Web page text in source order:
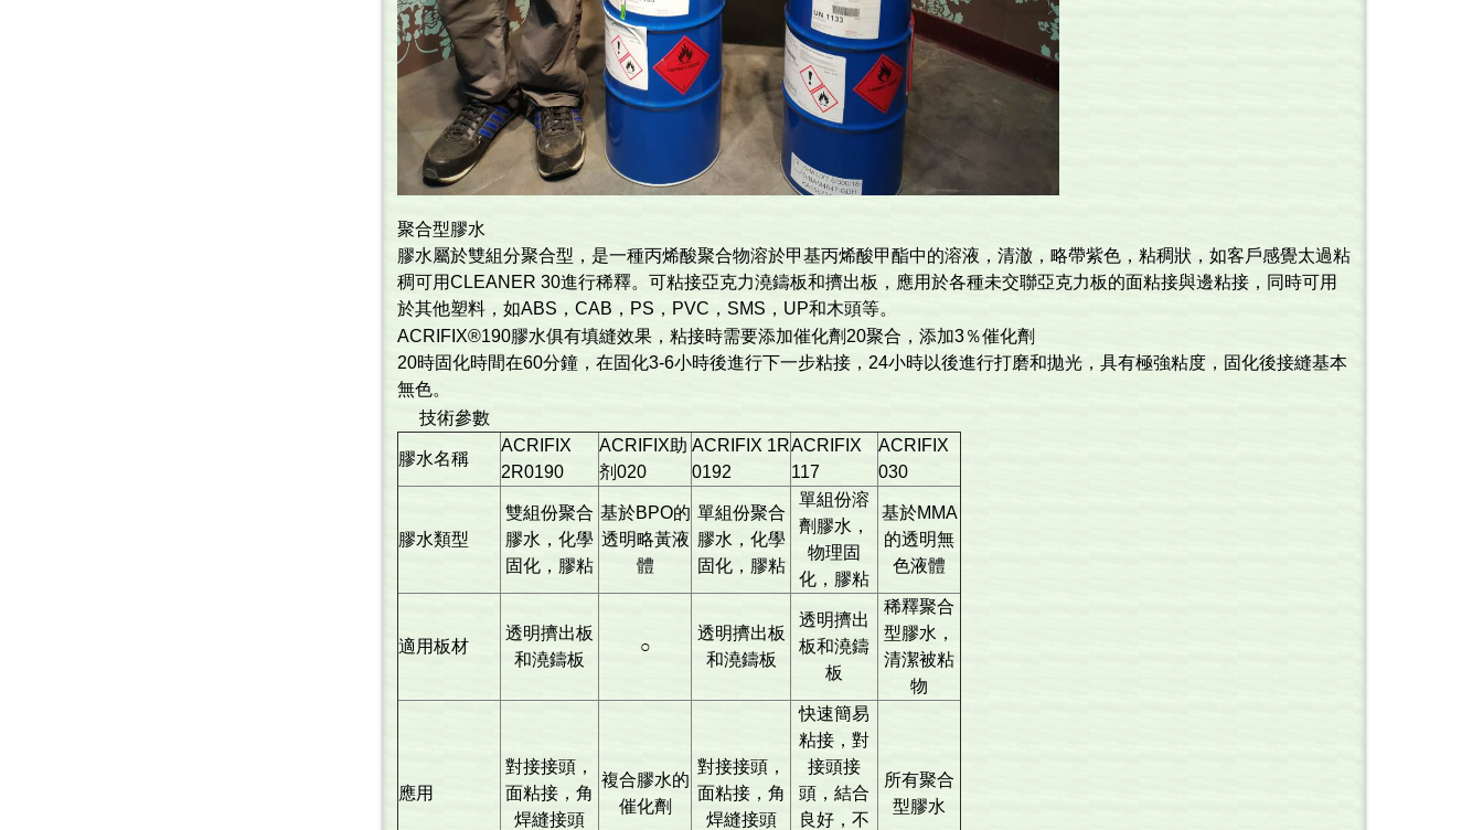
聚合型膠水
膠水屬於雙組分聚合型，是一種丙烯酸聚合物溶於甲基丙烯酸甲酯中的溶液，清澈，略帶紫色，粘稠狀，如客戶感覺太過粘
稠可用CLEANER 30進行稀釋。可粘接亞克力澆鑄板和擠出板，應用於各種未交聯亞克力板的面粘接與邊粘接，同時可用
於其他塑料，如ABS，CAB，PS，PVC，SMS，UP和木頭等。
ACRIFIX®190膠水俱有填縫效果，粘接時需要添加催化劑20聚合，添加3％催化劑
20時固化時間在60分鐘，在固化3-6小時後進行下一步粘接，24小時以後進行打磨和拋光，具有極強粘度，固化後接縫基本
無色。
技術參數
膠水名稱
ACRIFIX
2R0190
ACRIFIX助
剂020
ACRIFIX 1R
0192
ACRIFIX
117
ACRIFIX
030
膠水類型
雙組份聚合
膠水，化學
固化，膠粘
基於BPO的
透明略黃液
體
單組份聚合
膠水，化學
固化，膠粘
單組份溶
劑膠水，
物理固
化，膠粘
基於MMA
的透明無
色液體
適用板材
透明擠出板
和澆鑄板
○
透明擠出板
和澆鑄板
透明擠出
板和澆鑄
板
稀釋聚合
型膠水，
清潔被粘
物
應用
對接接頭，
面粘接，角
焊縫接頭
複合膠水的
催化劑
對接接頭，
面粘接，角
焊縫接頭
快速簡易
粘接，對
接頭接
頭，結合
良好，不
所有聚合
型膠水